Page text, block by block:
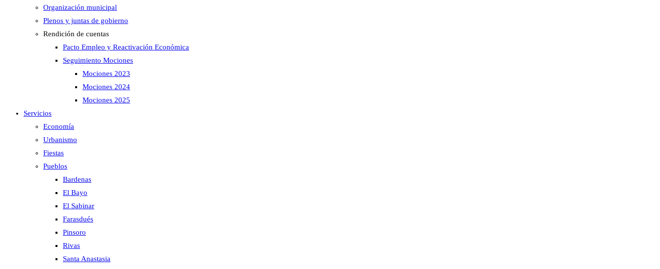
búsqueda.
Organización municipal
Plenos y juntas de gobierno
Rendición de cuentas
Pacto Empleo y Reactivación Económica
Seguimiento Mociones
Mociones 2023
Mociones 2024
Mociones 2025
Servicios
Economía
Urbanismo
Fiestas
Pueblos
Bardenas
El Bayo
El Sabinar
Farasdués
Pinsoro
Rivas
Santa Anastasia